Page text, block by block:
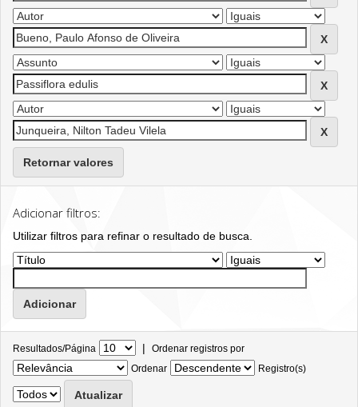
Retornar valores
Adicionar filtros:
Utilizar filtros para refinar o resultado de busca.
Resultados/Página | Ordenar registros por
Ordenar
Registro(s)